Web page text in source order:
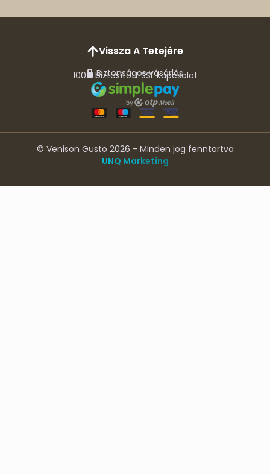
Biztonságos vásárlás
100% biztosított SSL kapcsolat
Vissza A Tetejére
© Venison Gusto 2026 - Minden jog fenntartva
UNQ Marketing